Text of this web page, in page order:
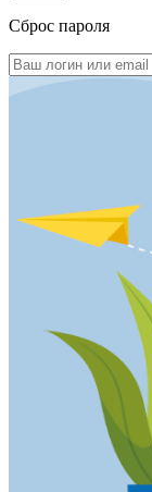
Сброс пароля